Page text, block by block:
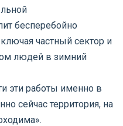
бесперебойно
частный сектор и
людей в зимний
эти работы именно в
сейчас территория, на